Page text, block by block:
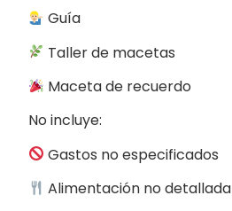
Guía
Taller de macetas
Maceta de recuerdo
No incluye:
Gastos no especificados
Alimentación no detallada